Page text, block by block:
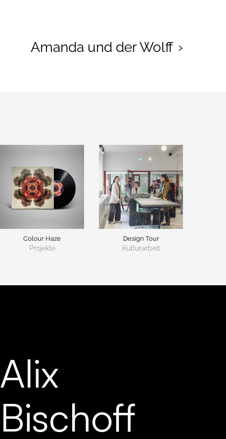
›
Amanda und der Wolff
Colour Haze
Projekte
Design Tour
Kulturarbeit
Alix
Bischoff